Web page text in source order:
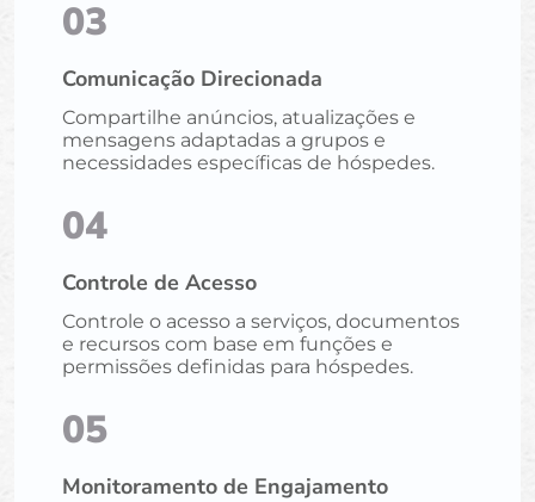
03
Comunicação Direcionada
Compartilhe anúncios, atualizações e
mensagens adaptadas a grupos e
necessidades específicas de hóspedes.
04
Controle de Acesso
Controle o acesso a serviços, documentos
e recursos com base em funções e
permissões definidas para hóspedes.
05
Monitoramento de Engajamento